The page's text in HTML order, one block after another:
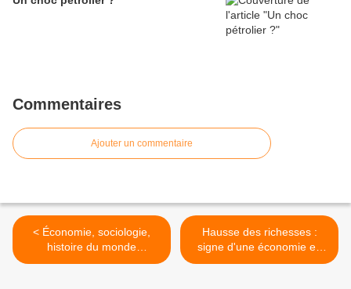
Commentaires
Ajouter un commentaire
< Économie, sociologie,
histoire du monde
contemporain en prépa
Hausse des richesses :
signe d'une économie en
bonne santé ? >